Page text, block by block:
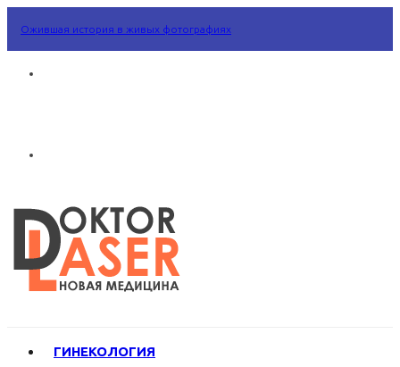
Ожившая история в живых фотографиях
ГИНЕКОЛОГИЯ